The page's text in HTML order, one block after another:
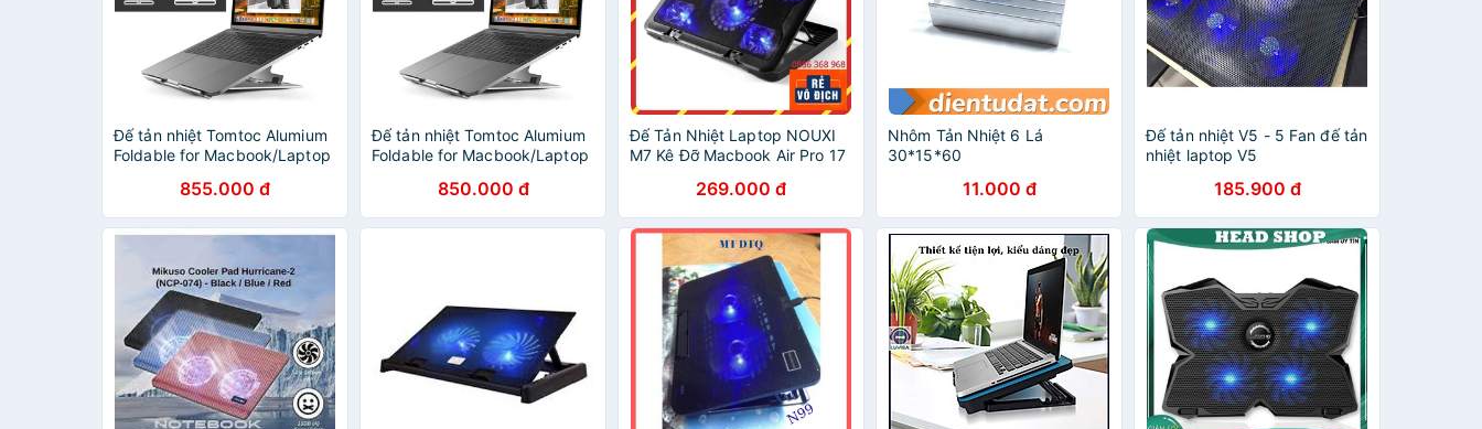
Đế tản nhiệt Tomtoc Alumium
Foldable for Macbook/Laptop
855.000 đ
Đế tản nhiệt Tomtoc Alumium
Foldable for Macbook/Laptop
850.000 đ
Đế Tản Nhiệt Laptop NOUXI
M7 Kê Đỡ Macbook Air Pro 17
inch 5 cánh quạt lớn tản nhiệt
tốt
269.000 đ
Nhôm Tản Nhiệt 6 Lá
30*15*60
11.000 đ
Đế tản nhiệt V5 - 5 Fan đế tản
nhiệt laptop V5
185.900 đ